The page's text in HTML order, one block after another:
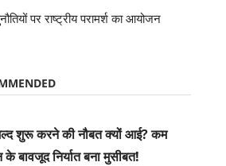
पर राष्ट्रीय परामर्श का आयोजन
शुरू करने की नौबत क्यों आई? कम
के बावजूद निर्यात बना मुसीबत!